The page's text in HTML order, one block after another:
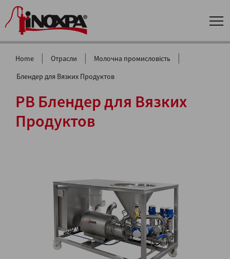
Home | Отрасли | Молочна промисловість |
Блендер для Вязких Продуктов
PB Блендер для Вязких
Продуктов